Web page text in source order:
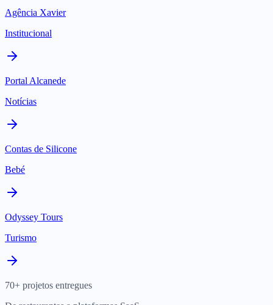
Agência Xavier
Institucional
Portal Alcanede
Notícias
Contas de Silicone
Bebé
Odyssey Tours
Turismo
70+ projetos entregues